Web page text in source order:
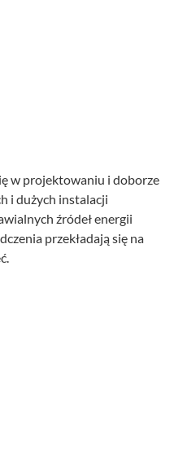
w projektowaniu i doborze
i dużych instalacji
źródeł energii
przekładają się na